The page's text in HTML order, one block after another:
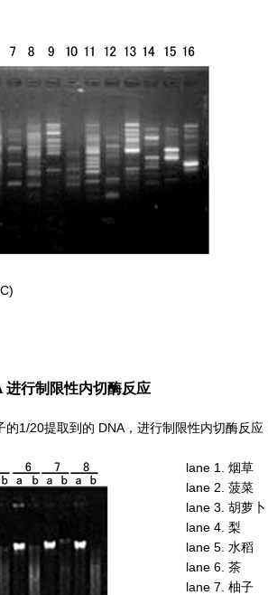
进行制限性内切酶反应
20提取到的 DNA，进行制限性内切酶反应
lane 1. 烟草
lane 2. 菠菜
lane 3. 胡萝卜
lane 4. 梨
lane 5. 水稻
lane 6. 茶
lane 7. 柚子